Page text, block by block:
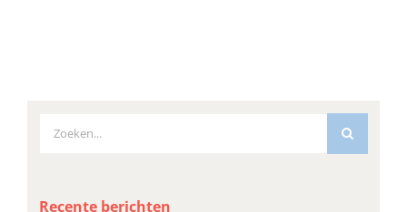
Zoeken
Recente berichten